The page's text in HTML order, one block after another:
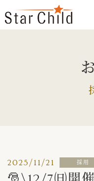
2025/11/21 採用